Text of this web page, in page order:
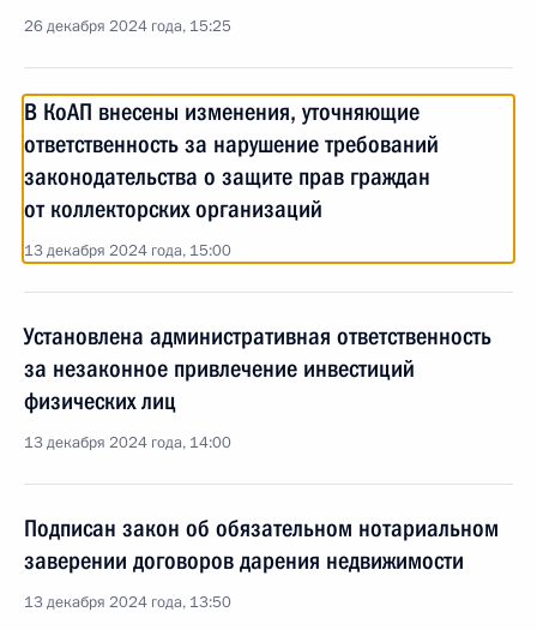
26 декабря 2024 года, 15:25
В КоАП внесены изменения, уточняющие
ответственность за нарушение требований
законодательства о защите прав граждан
от коллекторских организаций
13 декабря 2024 года, 15:00
Установлена административная ответственность
за незаконное привлечение инвестиций
физических лиц
13 декабря 2024 года, 14:00
Подписан закон об обязательном нотариальном
заверении договоров дарения недвижимости
13 декабря 2024 года, 13:50